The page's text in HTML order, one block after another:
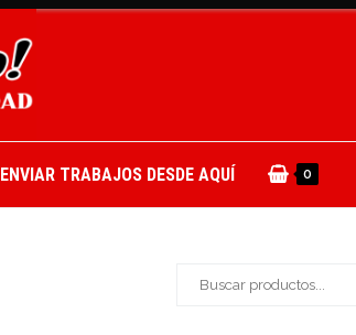
ENVIAR TRABAJOS DESDE AQUÍ 0